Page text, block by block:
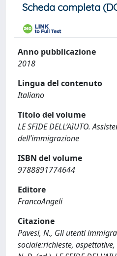
Scheda completa
Anno pubblicazione
2018
Lingua del contenuto
Italiano
Titolo del volume
LE SFIDE DELL’AIUTO.
dell’immigrazione
ISBN del volume
9788891774644
Editore
FrancoAngeli
Citazione
Pavesi, N., Gli utenti
sociale:richieste,